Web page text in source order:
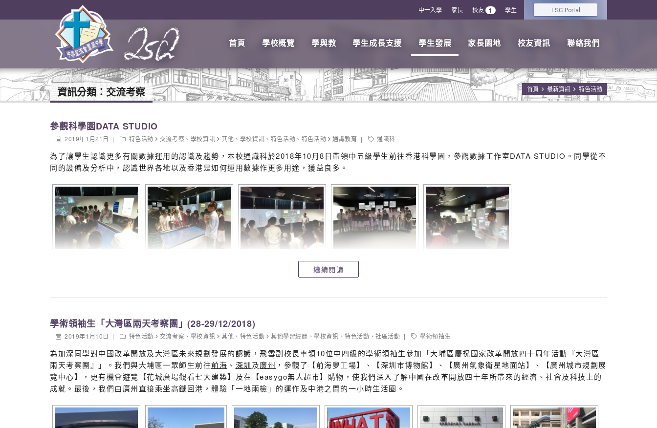
中一入學 家長 校友 1 學生 LSC Portal
首頁 學校概覽 學與教 學生成長支援 學生發展 家長園地 校友資訊 聯絡我們
首頁 最新資訊 特色活動
資訊分類： 交流考察
參觀科學園DATA STUDIO
2019年1月21日 特色活動 交流考察 、 學校資訊 其他 、 學校資訊 、 特色活動 、 特色活動 通識教育 通識科
為了讓學生認識更多有關數據運用的認識及趨勢，本校通識科於2018年10月8日帶領中五級學生前往香港科學園，參觀數據工作室DATA STUDIO。同學從不
同的設備及分析中，認識世界各地以及香港是如何運用數據作更多用途，獲益良多。
繼續閱讀
學術領袖生「大灣區兩天考察團」(28-29/12/2018)
2019年1月10日 特色活動 交流考察 、 學校資訊 其他 、 特色活動 其他學習經歷 、學校資訊 、特色活動 、社區活動 學術領袖生
為加深同學對中國改革開放及大灣區未來規劃發展的認識， 飛雪副校長率領10位中四級的學術領袖生參加「大埔區慶祝國家改革開放四十周年活動『大灣區
兩天考察團』」。我們與大埔區一眾師生前往前海 、 深圳及廣州 ，參觀了【前海夢工場】、【深圳市博物館】、【廣州氣象衛星地面站】、【廣州城市規劃展
覽中心】，更有機會遊覽【花城廣場觀看七大建築】 及在【easygo無人超市】購物，使我們深入了解中國在改革開放四十年所帶來的經濟、社會及科技上的
成就。最後， 我們由廣州直接乘坐高鐡回港，體驗「一地兩檢」的運作及中港之間的一小時生活圈。